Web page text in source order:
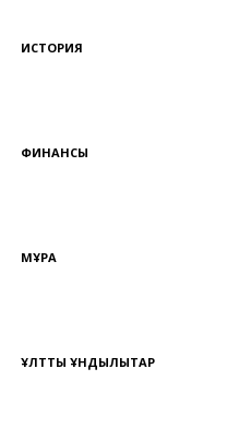
ИСТОРИЯ
ФИНАНСЫ
МҰРА
ҰЛТТЫҚ ҚҰНДЫЛЫҚТАР